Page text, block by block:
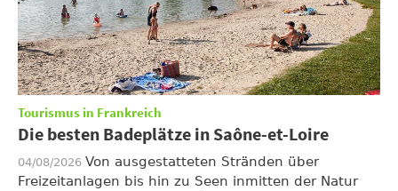
Tourismus in Frankreich
Die besten Badeplätze in Saône-et-Loire
04/08/2026 Von ausgestatteten Stränden über
Freizeitanlagen bis hin zu Seen inmitten der Natur